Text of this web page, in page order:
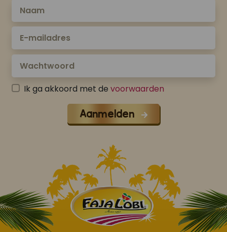
Ik ga akkoord met de voorwaarden
Aanmelden